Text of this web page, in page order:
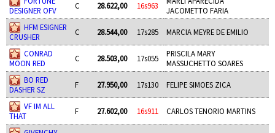
DESIGNER OFV
C 28.622,00 16s963
JACOMETTO FARIA
HFM ESIGNER
CRUSHER
C 28.544,00 17s285 MARCIA MEYRE DE EMILIO
CONRAD
MOON RED
C 28.503,00 17s055
PRISCILA MARY
MASSUCHETTO SOARES
BO RED
DASHER SZ
F 27.950,00 17s130 FELIPE SIMOES ZICA
VF IM ALL
THAT
F 27.602,00 16s911 CARLOS TENORIO MARTINS